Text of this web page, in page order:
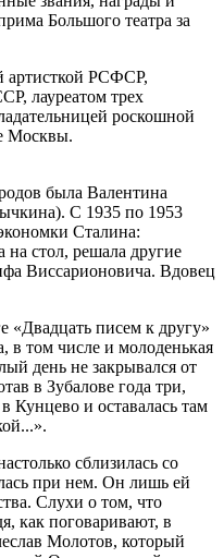
Большого театра за
артисткой РСФСР,
лауреатом трех
роскошной
Москвы.
была Валентина
С 1935 по 1953
Сталина:
на стол, решала другие
Виссарионовича. Вдовец
«Двадцать писем к другу»
в том числе и молоденькая
день не закрывался от
в Зубалове года три,
Кунцево и оставалась там
сблизилась со
при нем. Он лишь ей
Слухи о том, что
как поговаривают, в
Молотов, который